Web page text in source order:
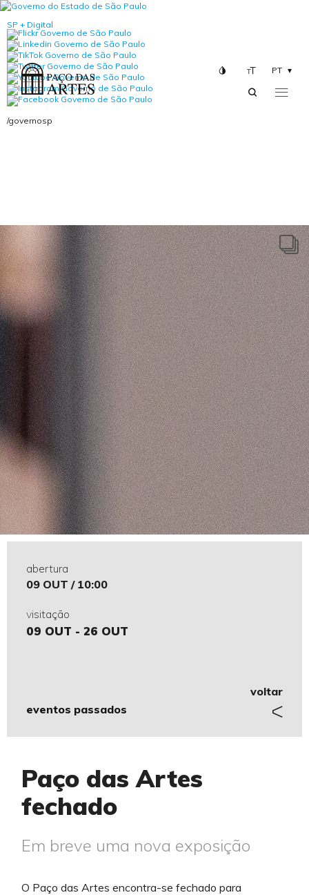
SP + Digital
/governosp
PT
abertura
09 OUT / 10:00
visitação
09 OUT - 26 OUT
eventos passados
voltar
Paço das Artes
fechado
Em breve uma nova exposição
O Paço das Artes encontra-se fechado para